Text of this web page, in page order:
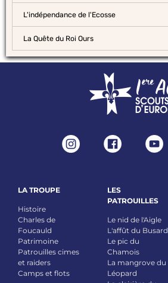
L'indépendance de l'Ecosse
La Quête du Roi Ours
LA TROUPE
Histoire
Charles de
Foucauld
Patrimoine
Patrouilles cimes
et raiders
Camps et flots
LES
PATROUILLES
Le nid de l'Aigle
L'affût du Busard
Le pic du
Chamois
La mangrove du
Léopard